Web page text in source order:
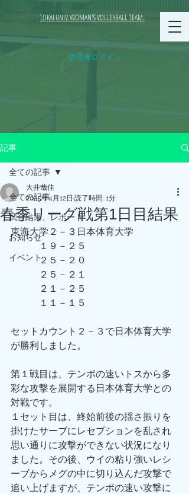
TOKAI UNIV.WOMAN'S VOLLEYBALL TEAM.
管理者ログイン
記事
全ての記事
試合結果、レポート
お知らせ
イベント
全ての記事
春季リーグ戦第1日目結果
大井哉佳
2025年4月12日 読了時間: 1分
東海大学２－３日本体育大学
１９－２５
２５－２０
２５－２１
２１－２５
１１－１５
セットカウント２－３で日本体育大学
が勝利しました。
第１戦目は、テンポの速いトスから多
彩な攻撃を展開する日本体育大学との
対戦です。
１セット目は、終始前後の揺さ振りを
掛けたサーブにレセプションを乱され
思い通りに攻撃ができない状況になり
ました。その後、ウイの粘り強いレシ
ーブからメグの中に切り込んだ攻撃で
追い上げますが、テンポの速い攻撃に